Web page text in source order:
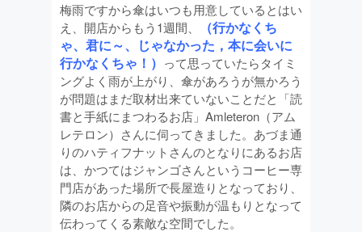
梅雨ですから傘はいつも用意しているとはい
え、開店からもう1週間、
（行かなくち
ゃ、君に～、じゃなかった，本に会いに
行かなくちゃ！） って思っていたらタイミ
ングよく雨が上がり、傘があろうが無かろう
が問題はまだ取材出来ていないことだと「読
書と手紙にまつわるお店」Amleteron（アム
レテロン）さんに伺ってきました。あづま通
りのハティフナットさんのとなりにあるお店
は、かつてはジャンゴさんというコーヒー専
門店があった場所で長屋造りとなっており、
隣のお店からの足音や振動が温もりとなって
伝わってくる素敵な空間でした。